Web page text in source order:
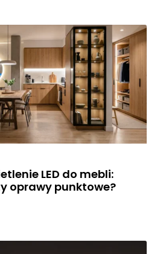
LED do mebli:
oprawy punktowe?